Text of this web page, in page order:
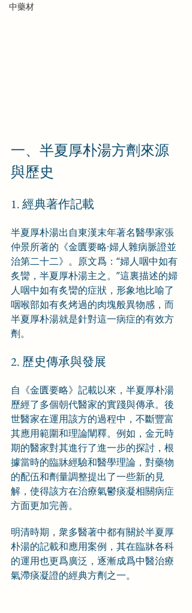
中藥材
一、半夏厚朴湯方劑來源
與歷史
1. 經典著作記載
半夏厚朴湯出自東漢末年著名醫學家張
仲景所著的《金匱要略·婦人雜病脈證並
治第二十二》。原文爲：“婦人咽中如有
炙臠，半夏厚朴湯主之。”這裏描述的婦
人咽中如有炙臠的症狀，形象地比喻了
咽喉部如有炙烤過的肉塊般異物感，而
半夏厚朴湯就是針對這一病症的有效方
劑。
2. 歷史傳承與發展
自《金匱要略》記載以來，半夏厚朴湯
歷經了多個朝代醫家的實踐與傳承。後
世醫家在運用該方的過程中，不斷豐富
其應用範圍和理論闡釋。例如，金元時
期的醫家對其進行了進一步的探討，根
據當時的臨牀經驗和醫學理論，對藥物
的配伍和劑量調整提出了一些新的見
解，使得該方在治療氣鬱痰凝相關病症
方面更加完善。
明清時期，衆多醫著中都有關於半夏厚
朴湯的記載和應用案例，其在臨牀各科
的運用也更爲廣泛，逐漸成爲中醫治療
氣滯痰凝證的經典方劑之一。